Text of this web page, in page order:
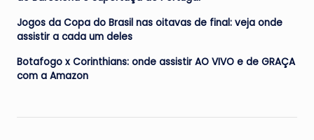
Jogos da Copa do Brasil nas oitavas de final: veja onde
assistir a cada um deles
Botafogo x Corinthians: onde assistir AO VIVO e de GRAÇA
com a Amazon